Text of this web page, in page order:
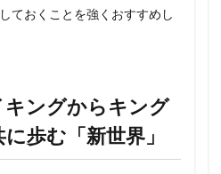
ておくことを強くおすすめし
キングからキング
歩む「新世界」